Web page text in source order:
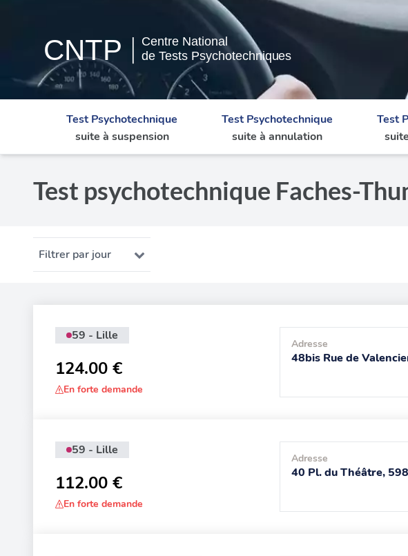
Test Psychotechnique
suite à suspension
Test Psychotechnique
suite à annulation
Test
Test psychotechnique Faches-
Filtrer par jour
59 - Lille
124.00 €
En forte demande
Adresse
48bis Rue de
59 - Lille
112.00 €
En forte demande
Adresse
40 Pl. du Théâtre,